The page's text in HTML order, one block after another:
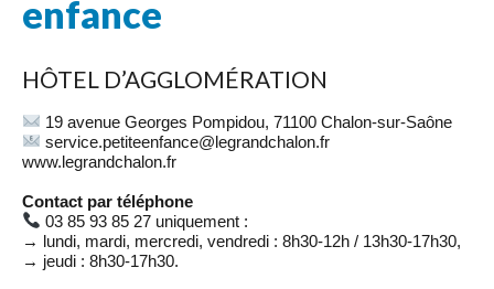
enfance
HÔTEL D’AGGLOMÉRATION
19 avenue Georges Pompidou, 71100 Chalon-sur-Saône
service.petiteenfance@legrandchalon.fr
www.legrandchalon.fr
Contact par téléphone
03 85 93 85 27 uniquement :
→ lundi, mardi, mercredi, vendredi : 8h30-12h / 13h30-17h30,
→ jeudi : 8h30-17h30.